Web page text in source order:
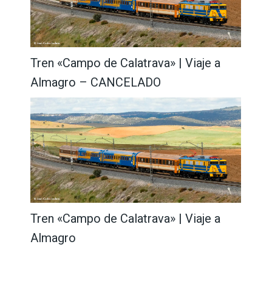
Tren «Campo de Calatrava» | Viaje a
Almagro – CANCELADO
Tren «Campo de Calatrava» | Viaje a
Almagro